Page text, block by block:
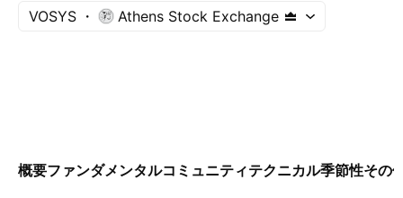
VOSYS Athens Stock Exchange
概要ファンダメンタルコミュニティテクニカル季節性その